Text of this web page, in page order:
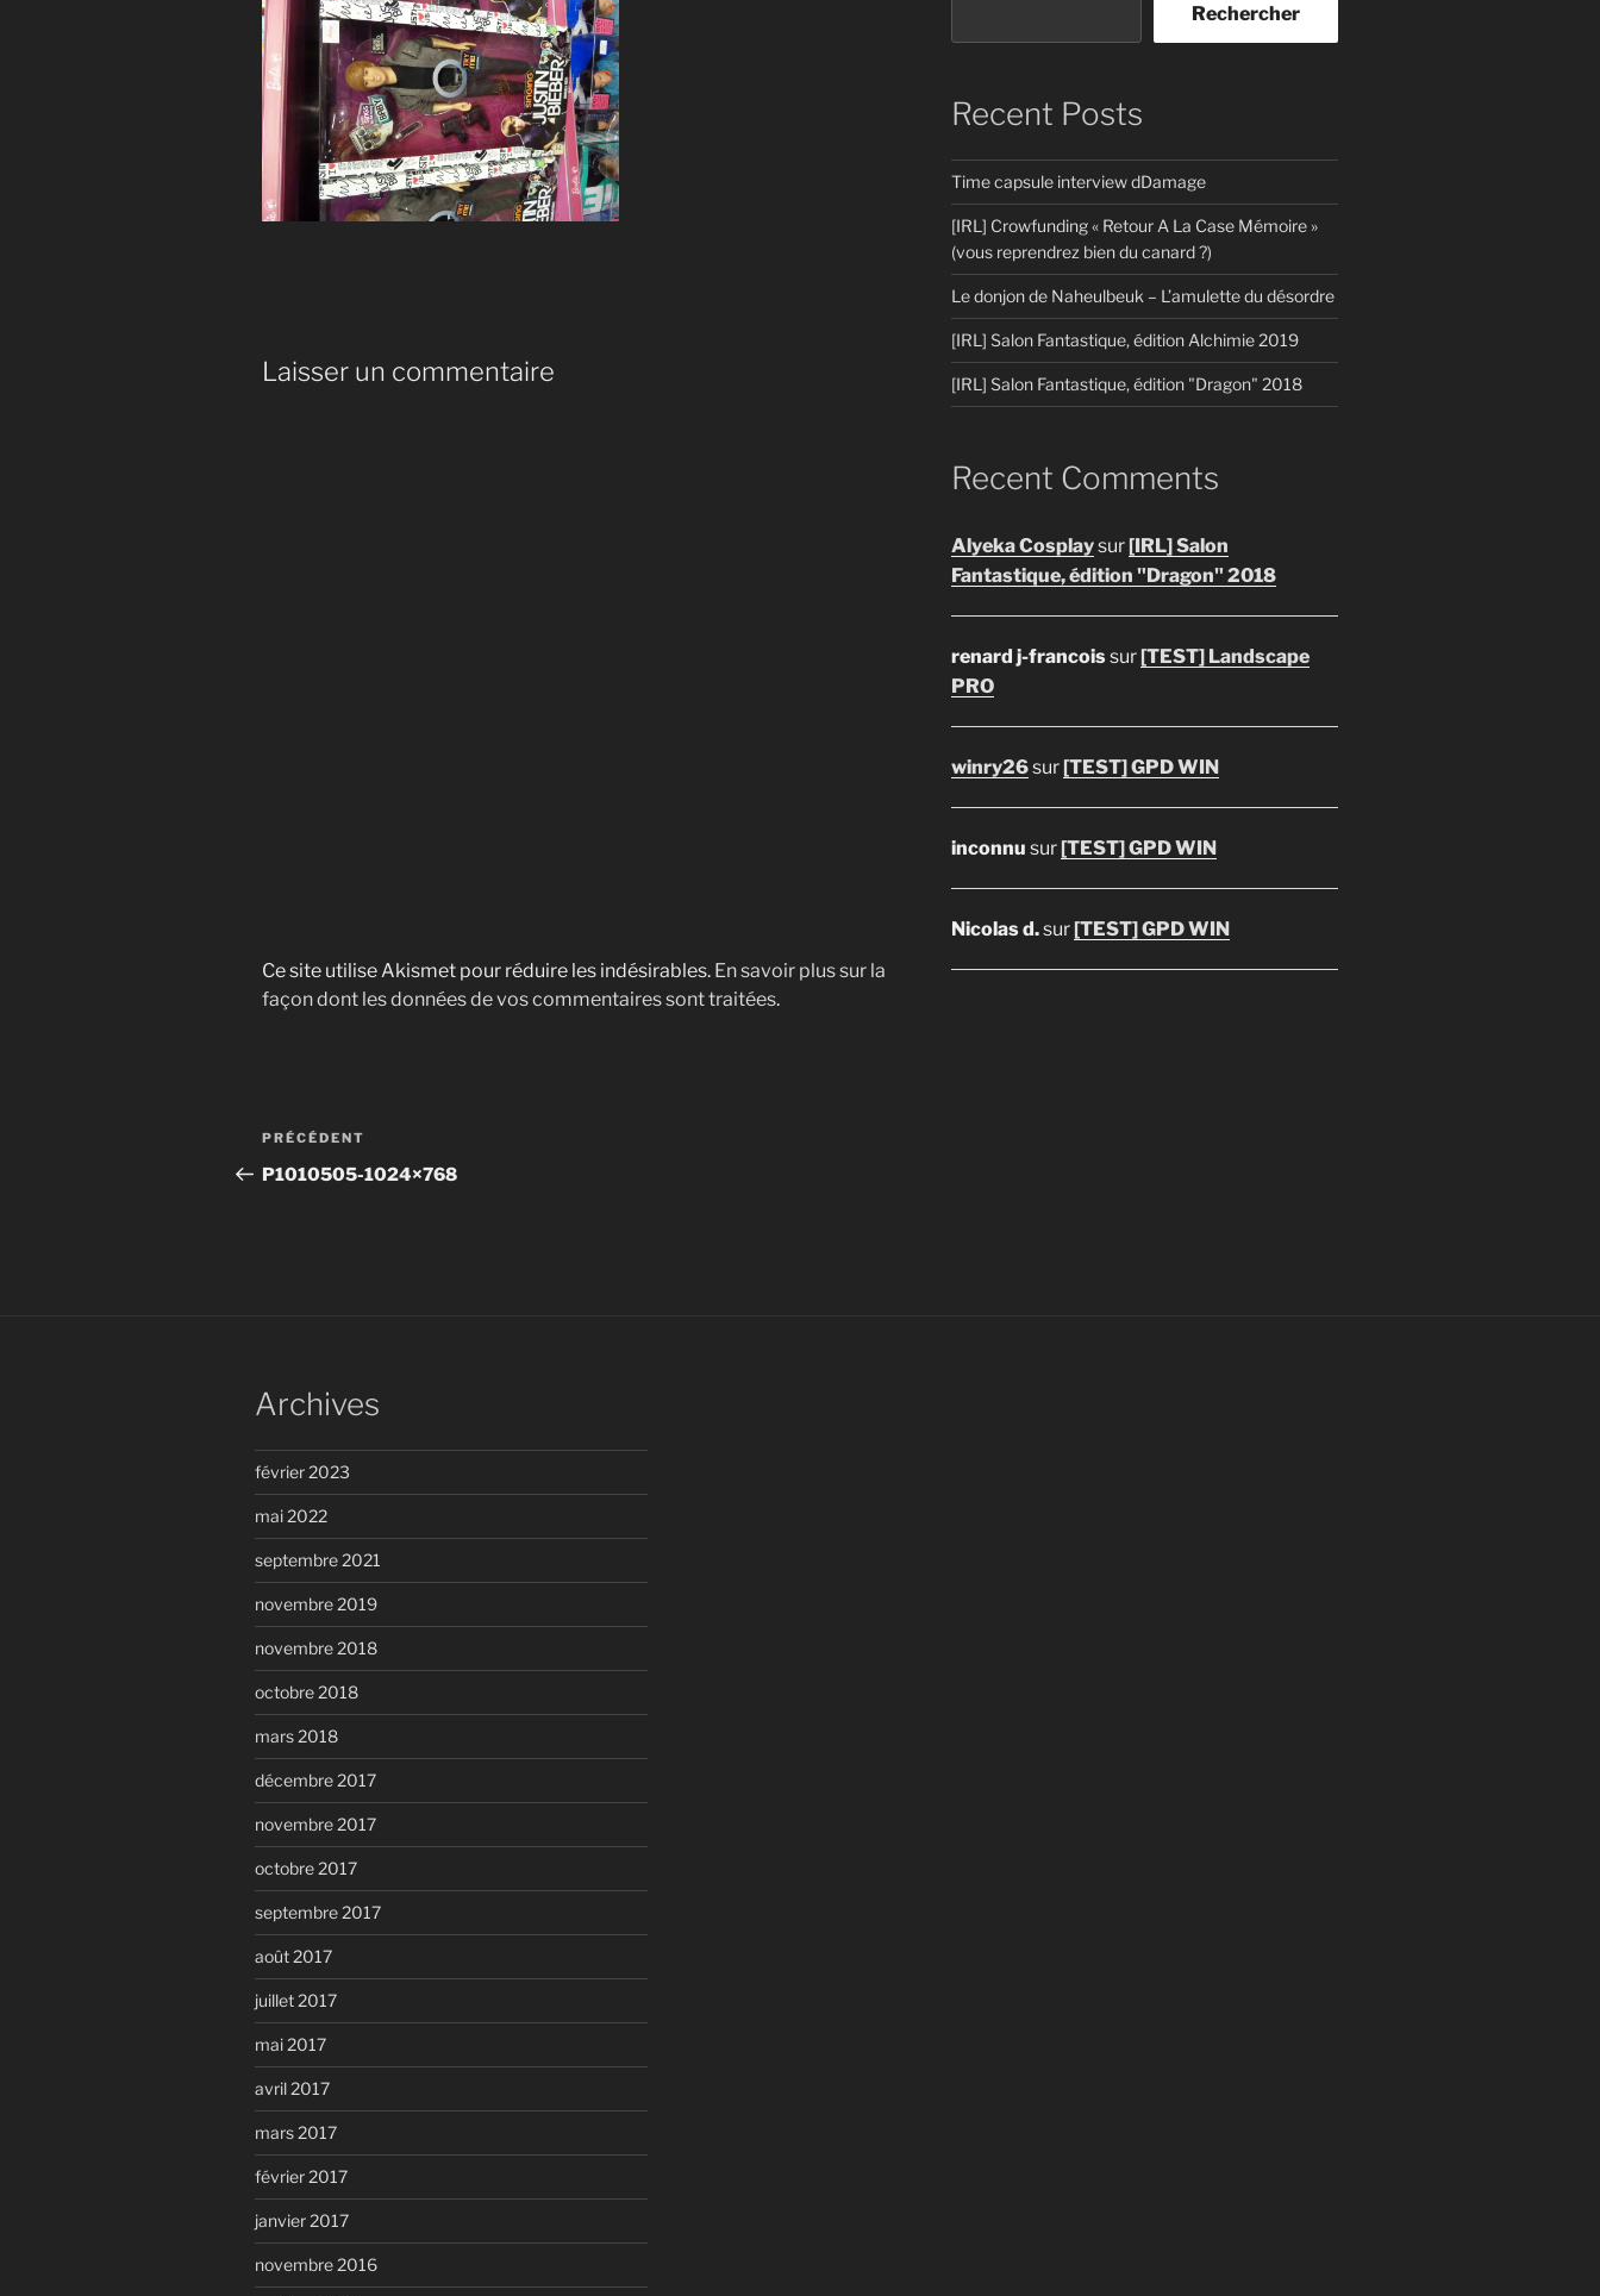
Laisser un commentaire
Ce site utilise Akismet pour réduire les indésirables. En savoir plus sur la
façon dont les données de vos commentaires sont traitées.
Navigation
de
Article
précédent
PRÉCÉDENT
P1010505-1024×768
Rechercher
Recent Posts
Time capsule interview dDamage
[IRL] Crowfunding « Retour A La Case Mémoire »
(vous reprendrez bien du canard ?)
Le donjon de Naheulbeuk – L’amulette du désordre
[IRL] Salon Fantastique, édition Alchimie 2019
[IRL] Salon Fantastique, édition "Dragon" 2018
Recent Comments
Alyeka Cosplaysur [IRL] Salon
Fantastique, édition "Dragon" 2018
renard j-francoissur [TEST] Landscape
PRO
winry26sur [TEST] GPD WIN
inconnu sur [TEST] GPD WIN
Nicolas d.sur [TEST] GPD WIN
Archives
février 2023
mai 2022
septembre 2021
novembre 2019
novembre 2018
octobre 2018
mars 2018
décembre 2017
novembre 2017
octobre 2017
septembre 2017
août 2017
juillet 2017
mai 2017
avril 2017
mars 2017
février 2017
janvier 2017
novembre 2016